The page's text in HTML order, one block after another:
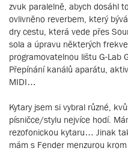
zvuk paralelně, abych dosáhl
ovlivněno reverbem, který
dry cestu, která vede přes
sola a úpravu některých
programovatelnou lištu G-Lab
Přepínání kanálů aparátu,
MIDI…
Kytary jsem si vybral různé,
písničce/stylu nejvíce hodí.
rezofonickou kytaru… Jinak
mám s Fender menzurou